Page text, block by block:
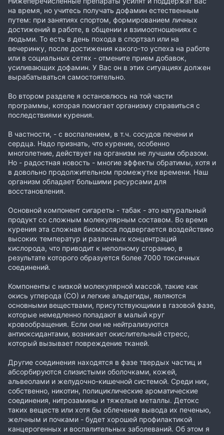
на время, но учитесь получать дофамин естественным
путем: при занятиях спортом, формированием личных
достижений в работе, в общении и взимоотношениях с
людьми. То есть в день похода в спортзал или на
вечеринку, после достижения какого-то успеха на работе
или в социальных сетях - отмените прием добавок,
усиливающих дофамин. У Вас он в этих ситуациях должен
вырабатываться самостоятельно.
Во втором разделе я остановлюсь на той части
программы, которая помогает организму справиться с
последствиями курения.
В частности, - с воспалением, в т.ч. сосудов печени и
сердца. Надо признать, что курение, особенно
многолетние, действует на организм не лучшим образом.
Но - радостная новость - многие эффекты обратимы, хотя и
в довольно продолжительном промежутке времени. Наш
организм обладает большими ресурсами для
восстановления.
Основной компонент сигареты - табак - это натуральный
продукт со сложным молекулярным составом. Во время
курения эта сложная биомасса подвергается воздействию
высоких температур и различных концентраций
кислорода, что приводит к неполному сгоранию, в
результате которого образуется более 7000 токсичных
соединений.
Компоненты с низкой молекулярной массой, такие как
окись углерода (СО) и легкие альдегиды, являются
основными веществами, присутствующими в газовой фазе,
которые немедленно попадают в малый круг
кровообращения. Если они не нейтрализуются
антиоксидантами, возникает окислительный стресс,
который вызывает повреждение тканей.
Другие соединения находятся в фазе твердых частиц и
абсорбируются слизистыми оболочками, кожей,
альвеолами и желудочно-кишечной системой. Среди них,
собственно, никотин, полициклические ароматические
соединения, нитрозамины и тяжелые металлы. Детокс
таких веществ или хотя бы облечение вывода их печенью,
желчным и почками - будет хорошей профилактикой
канцерогенных и воспалительных заболеваний. Об этом я